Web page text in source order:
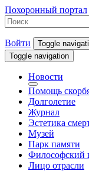
Похоронный портал
Войти
Toggle
Toggle navigation
Новости
Помощь
Долголетие
Журнал
Эстетика
Музей
Парк памяти
Философский
Лицо отрасли